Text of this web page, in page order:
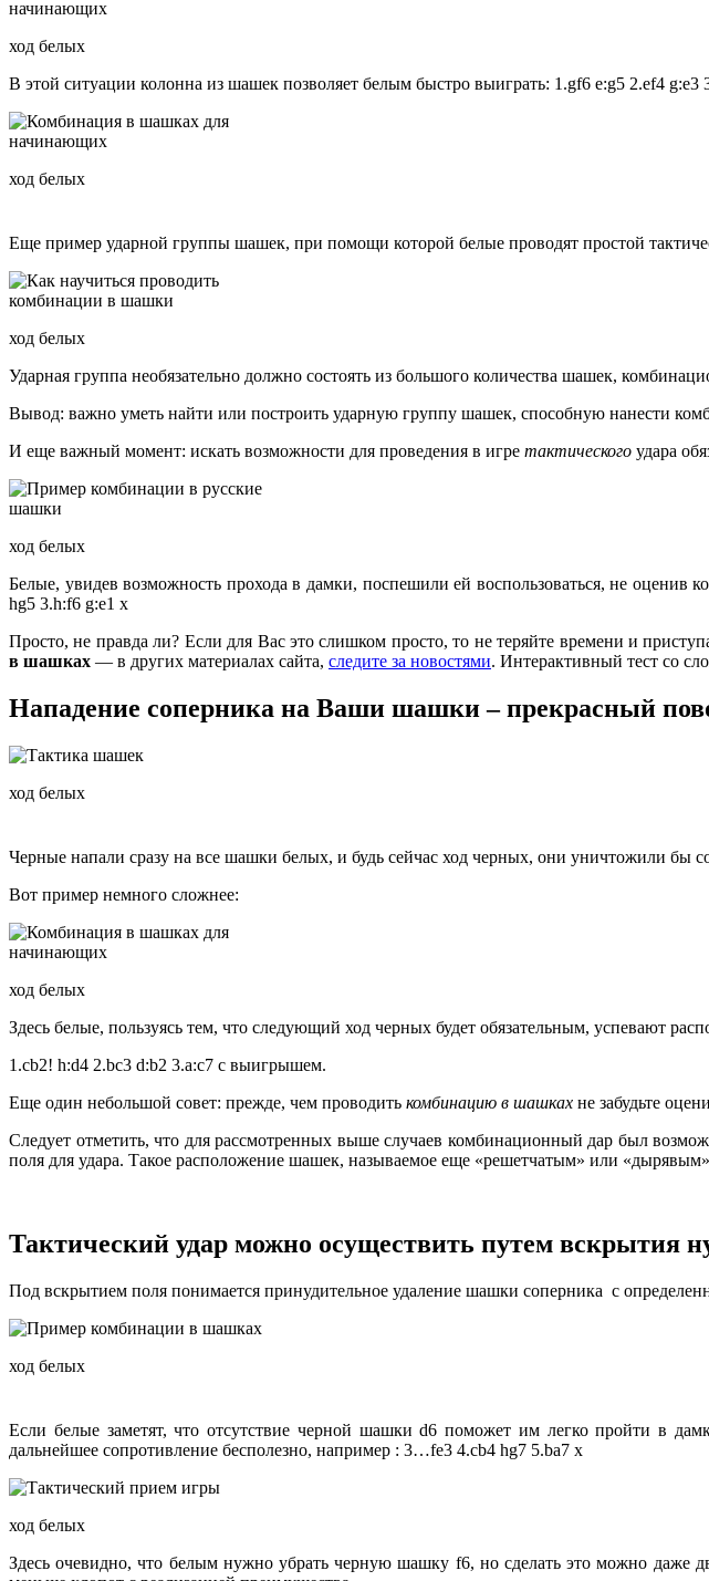
ход белых
В этой ситуации колонна из шашек позволяет белым быстро выиграть: 1.gf6 e:g5 2.ef4 g:e3
ход белых
Еще пример ударной группы шашек, при помощи которой белые проводят простой
ход белых
Ударная группа необязательно должно состоять из большого количества шашек,
Вывод: важно уметь найти или построить ударную группу шашек, способную нанести
И еще важный момент: искать возможности для проведения в игре тактического удара
ход белых
Белые, увидев возможность прохода в дамки, поспешили ей воспользоваться, не
hg5 3.h:f6 g:e1 x
Просто, не правда ли? Если для Вас это слишком просто, то не теряйте времени и
в шашках — в других материалах сайта, следите за новостями. Интерактивный тест со
Нападение соперника на Ваши шашки – прекрасный
ход белых
Черные напали сразу на все шашки белых, и будь сейчас ход черных, они уничтожили
Вот пример немного сложнее:
ход белых
Здесь белые, пользуясь тем, что следующий ход черных будет обязательным, успевают
1.cb2! h:d4 2.bc3 d:b2 3.a:c7 с выигрышем.
Еще один небольшой совет: прежде, чем проводить комбинацию в шашках не забудьте
Следует отметить, что для рассмотренных выше случаев комбинационный дар был
поля для удара. Такое расположение шашек, называемое еще «решетчатым» или
Тактический удар можно осуществить путем вскрытия
Под вскрытием поля понимается принудительное удаление шашки соперника с
ход белых
Если белые заметят, что отсутствие черной шашки d6 поможет им легко пройти в
дальнейшее сопротивление бесполезно, например : 3…fe3 4.cb4 hg7 5.ba7 x
ход белых
Здесь очевидно, что белым нужно убрать черную шашку f6, но сделать это можно даже